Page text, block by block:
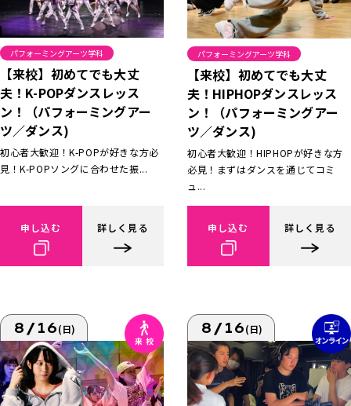
パフォーミングアーツ学科
【来校】初めてでも大丈
夫！K-POPダンスレッス
ン！（パフォーミングアー
ツ／ダンス)
初心者大歓迎！K-POPが好きな方必
見！K-POPソングに合わせた振...
申し込む 詳しく見る
パフォーミングアーツ学科
【来校】初めてでも大丈
夫！HIPHOPダンスレッス
ン！（パフォーミングアー
ツ／ダンス)
初心者大歓迎！HIPHOPが好きな方
必見！まずはダンスを通じてコミ
ュ...
申し込む 詳しく見る
8/16(日) 8/16(日)